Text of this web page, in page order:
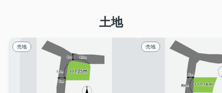
土地
売地 売地